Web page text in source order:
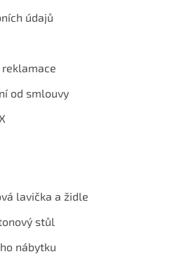
údajů
od smlouvy
lavička a židle
stůl
nábytku